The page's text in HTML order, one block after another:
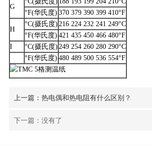
G
°F(华氏度) 370 379 390 399 410°F
H
°C(摄氏度) 216 224 232 241 249°C
°F(华氏度) 421 435 450 466 480°F
I
°C(摄氏度) 249 254 260 280 290°C
°F(华氏度) 480 489 500 536 554°F
上一篇：热电偶和热电阻有什么区别？
下一篇：没有了